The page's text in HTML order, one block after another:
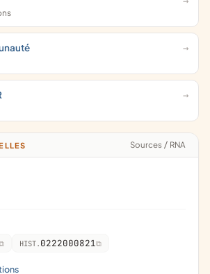
Sources / RNA
HIST. 0222000821